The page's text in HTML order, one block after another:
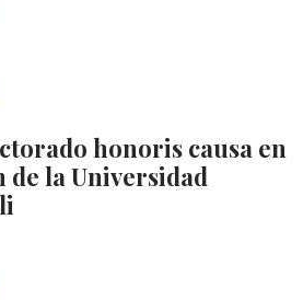
honoris causa en
la Universidad